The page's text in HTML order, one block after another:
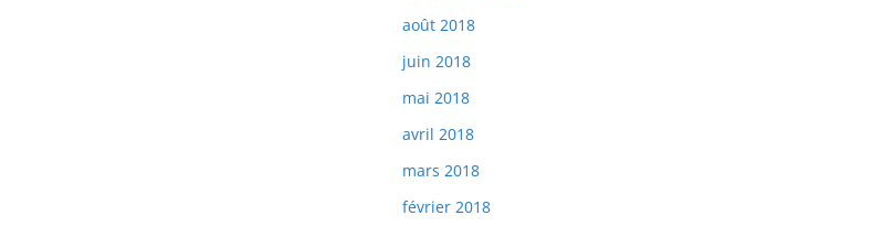
août 2018
juin 2018
mai 2018
avril 2018
mars 2018
février 2018